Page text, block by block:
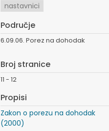
nastavnici
Područje
6.09.06. Porez na dohodak
Broj stranice
11 - 12
Propisi
Zakon o porezu na dohodak
(2000)